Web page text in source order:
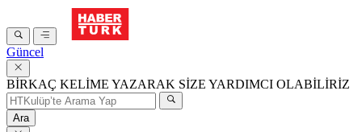
Güncel
BİRKAÇ KELİME YAZARAK SİZE YARDIMCI OLABİLİRİZ
Ara